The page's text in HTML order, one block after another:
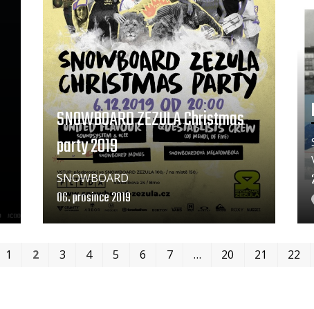
SNOWBOARD ZEZULA Christmas
party 2019
06. prosince 2019
SNOWBOARD
1 2 3 4 5 6 7 … 20 21 22